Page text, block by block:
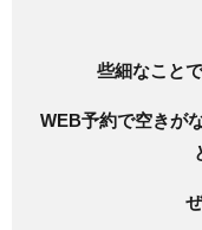
些細なこと
WEB予約で空きが